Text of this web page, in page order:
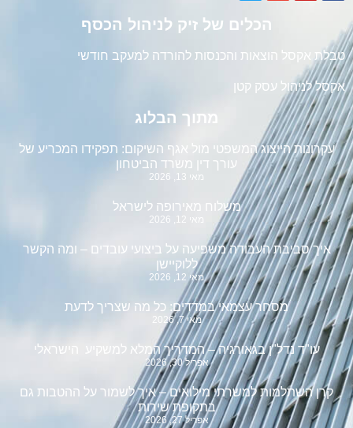
הכלים של זיק לניהול הכסף
טבלת אקסל הוצאות והכנסות להורדה למעקב חודשי
אקסל לניהול עסק קטן
מתוך הבלוג
עקרונות הייצוג המשפטי מול אגף השיקום: תפקידו המכריע של
עורך דין משרד הביטחון
מאי 13, 2026
משלוח מאירופה לישראל
מאי 12, 2026
איך סביבת העבודה משפיעה על ביצועי עובדים – ומה הקשר
ללוקיישן
מאי 12, 2026
מסחר עצמאי במדדים: כל מה שצריך לדעת
מאי 7, 2026
עו"ד נדל"ן בגאורגיה – המדריך המלא למשקיע הישראלי
אפריל 30, 2026
קרן השתלמות למשרתי מילואים – איך לשמור על ההטבות גם
בתקופת שירות
אפריל 27, 2026